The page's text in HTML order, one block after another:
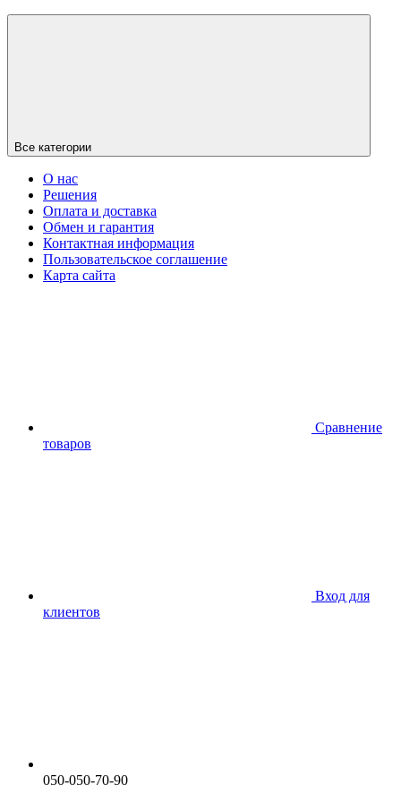
Все категории
О нас
Решения
Оплата и доставка
Обмен и гарантия
Контактная информация
Пользовательское соглашение
Карта сайта
Сравнение
товаров
Вход для
клиентов
050-050-70-90